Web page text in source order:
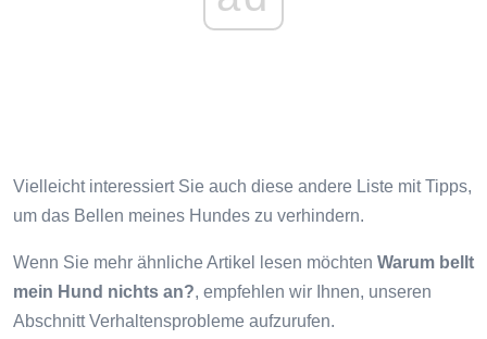
Vielleicht interessiert Sie auch diese andere Liste mit Tipps,
um das Bellen meines Hundes zu verhindern.
Wenn Sie mehr ähnliche Artikel lesen möchten Warum bellt
mein Hund nichts an?, empfehlen wir Ihnen, unseren
Abschnitt Verhaltensprobleme aufzurufen.